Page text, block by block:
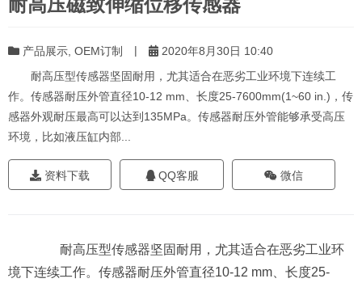
耐高压磁致伸缩位移传感器
产品展示 OEM订制 |
2020年8月30日 10:40
耐高压型传感器坚固耐用，尤其适合在恶劣工业环境下连续工
作。传感器耐压外管直径10-12 mm、长度25-7600mm(1~60 in.)，传
感器外观耐压最高可以达到135MPa。传感器耐压外管能够承受高压
环境，比如液压缸内部...
资料下载 QQ客服 微信
耐高压型传感器坚固耐用，尤其适合在恶劣工业环
境下连续工作。传感器耐压外管直径10-12 mm、长度25-